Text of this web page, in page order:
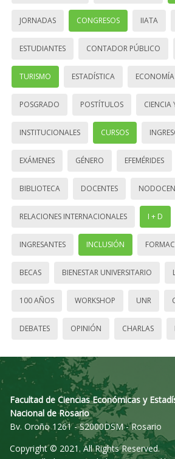
JORNADAS CONGRESOS IIATA
ESTUDIANTES CONTADOR PÚBLICO
TURISMO ESTADÍSTICA ECONOMÍA
POSGRADO POSTÍTULOS CIENCIA
INSTITUCIONALES CURSOS
EXÁMENES GÉNERO EFEMÉRIDES
BIBLIOTECA DOCENTES
RELACIONES INTERNACIONALES I + D
INGRESANTES INCLUSIÓN
BECAS BIENESTAR UNIVERSITARIO
100 AÑOS WORKSHOP UNR
DEBATES OPINIÓN CHARLAS
Facultad de Ciencias Económicas y
Nacional de Rosario
Bv. Oroño 1261 - S2000DSM - Rosario
Copyright © 2021. All Rights Reserved.